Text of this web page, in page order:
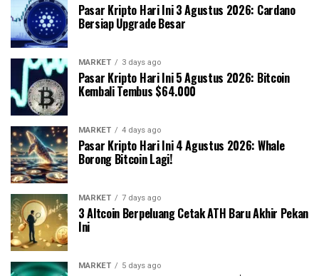
Pasar Kripto Hari Ini 3 Agustus 2026: Cardano
Bersiap Upgrade Besar
MARKET 3 days ago
Pasar Kripto Hari Ini 5 Agustus 2026: Bitcoin
Kembali Tembus $64.000
MARKET 4 days ago
Pasar Kripto Hari Ini 4 Agustus 2026: Whale
Borong Bitcoin Lagi!
MARKET 7 days ago
3 Altcoin Berpeluang Cetak ATH Baru Akhir Pekan
Ini
MARKET 5 days ago